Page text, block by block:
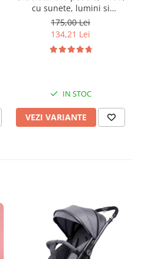
cu sunete, lumini si
baloane de sapun
175,00 Lei
134,21 Lei
IN STOC
VEZI VARIANTE